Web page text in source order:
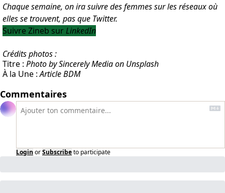
Chaque semaine, on ira suivre des femmes sur les réseaux où
elles se trouvent, pas que Twitter.
Suivre Zineb surLinkedIn
Crédits photos :
Titre : Photo by Sincerely Media on Unsplash
À la Une :Article BDM
Commentaires
Login orSubscribeto participate